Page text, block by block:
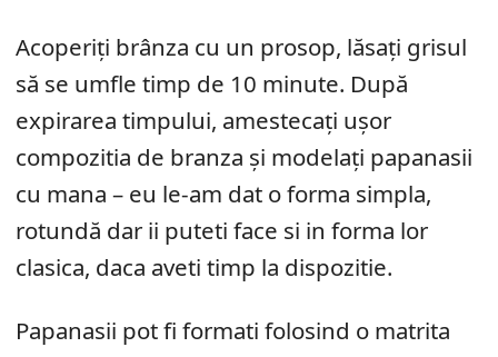
Acoperiți brânza cu un prosop, lăsați grisul
să se umfle timp de 10 minute. După
expirarea timpului, amestecați ușor
compozitia de branza și modelați papanasii
cu mana – eu le-am dat o forma simpla,
rotundă dar ii puteti face si in forma lor
clasica, daca aveti timp la dispozitie.
Papanasii pot fi formati folosind o matrita